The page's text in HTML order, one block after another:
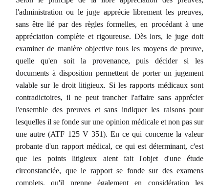
l'administration ou le juge apprécie librement les preuves,
sans être lié par des règles formelles, en procédant à une
appréciation complète et rigoureuse. Dès lors, le juge doit
examiner de manière objective tous les moyens de preuve,
quelle qu'en soit la provenance, puis décider si les
documents à disposition permettent de porter un jugement
valable sur le droit litigieux. Si les rapports médicaux sont
contradictoires, il ne peut trancher l'affaire sans apprécier
l'ensemble des preuves et sans indiquer les raisons pour
lesquelles il se fonde sur une opinion médicale et non pas sur
une autre (ATF 125 V 351). En ce qui concerne la valeur
probante d'un rapport médical, ce qui est déterminant, c'est
que les points litigieux aient fait l'objet d'une étude
circonstanciée, que le rapport se fonde sur des examens
complets, qu'il prenne également en considération les